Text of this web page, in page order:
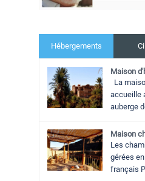
Hébergements
Maison
La
accueille
auberge
Maison
Les
gérées
français